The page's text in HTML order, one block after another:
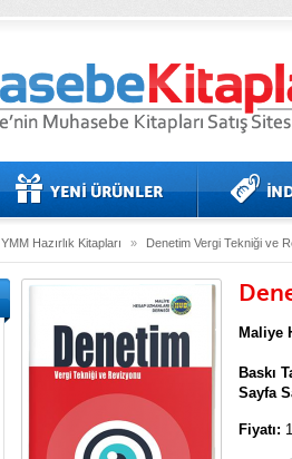
YMM Hazırlık Kitapları » Denetim Vergi Tekniği ve
Maliye
Baskı
Sayfa
Fiyatı: